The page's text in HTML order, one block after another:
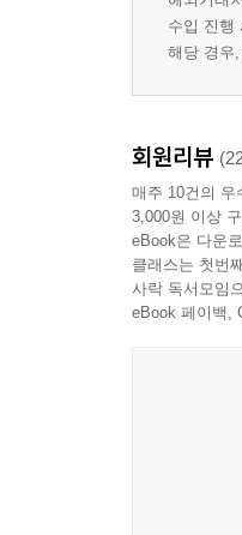
수입 진행
해당 경우
회원리뷰
매주 10건의 우
3,000원 이상
eBook은 다운
클래스는 첫번
사락 독서모임
eBook 페이백,